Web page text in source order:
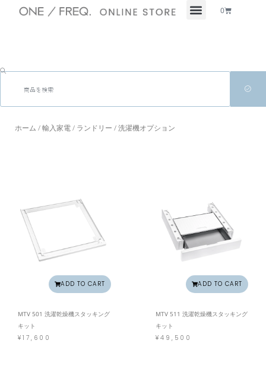
0
Cart
検
ホーム /輸入家電/ ランドリー / 洗濯機オプション
ADD TO CART
MTV 501 洗濯乾燥機スタッキング
キット
¥ 17,600
ADD TO CART
MTV 511 洗濯乾燥機スタッキング
キット
¥ 49,500